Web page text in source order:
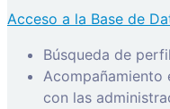
Acceso a la Base de
Búsqueda de
Acompañamiento
con las